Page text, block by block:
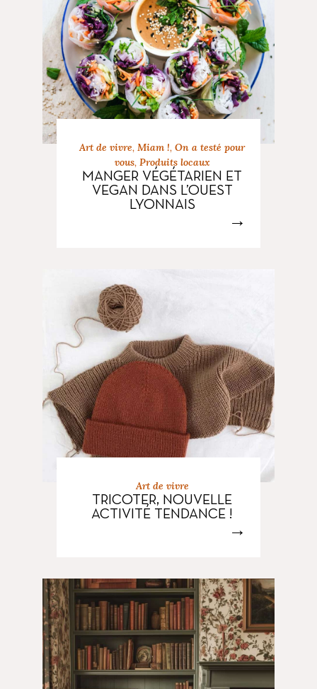
Art de vivre, Miam !, On a testé pour
vous, Produits locaux
MANGER VÉGÉTARIEN ET
VEGAN DANS L’OUEST
LYONNAIS
→
Art de vivre
TRICOTER, NOUVELLE
ACTIVITÉ TENDANCE !
→